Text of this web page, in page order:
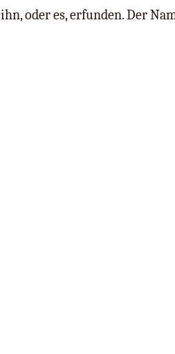
ihn, oder es, erfunden. Der